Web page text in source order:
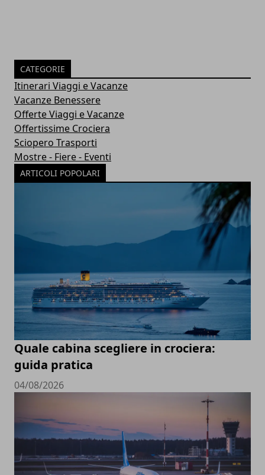
CATEGORIE
Itinerari Viaggi e Vacanze
Vacanze Benessere
Offerte Viaggi e Vacanze
Offertissime Crociera
Sciopero Trasporti
Mostre - Fiere - Eventi
ARTICOLI POPOLARI
Quale cabina scegliere in crociera:
guida pratica
04/08/2026